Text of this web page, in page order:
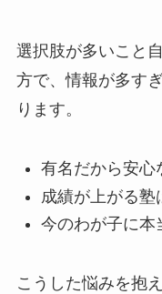
選択肢が多いこと
方で、情報が多す
ります。
有名だから安心
成績が上がる塾
今のわが子に本
こうした悩みを抱